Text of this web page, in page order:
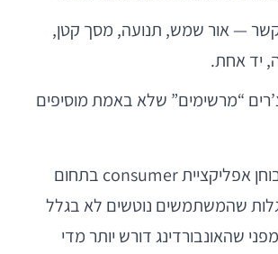
— אור שמש, תנועה, מסך קטן,
יד אחת.
“מרשימים” שלא באמת מוסיפים
לדוגמה, צוות שבוחן אפליקציית consumer בתחום
שהמשתמשים נוטשים לא בגלל
שהאונבורדינג דורש יותר מדי